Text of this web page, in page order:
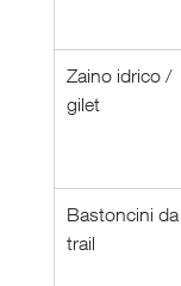
Zaino idrico /
gilet
Bastoncini da
trail